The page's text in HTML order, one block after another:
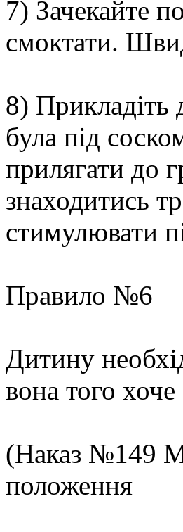
7) Зачекайте
смоктати.
8) Прикладіть
була під
прилягати до
знаходитись
стимулювати
Правило №6
Дитину
вона того
(Наказ №149
положення